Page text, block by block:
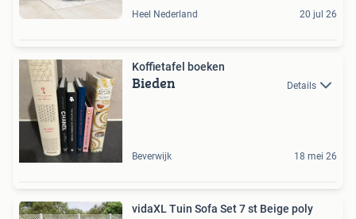
Heel Nederland 20 jul 26
Koffietafel boeken
Bieden Details
Beverwijk 18 mei 26
vidaXL Tuin Sofa Set 7 st Beige poly